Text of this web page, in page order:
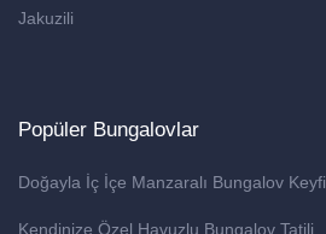
Jakuzili
Popüler Bungalovlar
Doğayla İç İçe Manzaralı Bungalov Keyfi
Kendinize Özel Havuzlu Bungalov Tatili